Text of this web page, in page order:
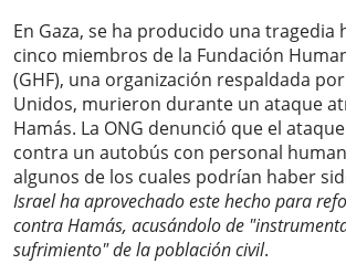
En Gaza, se ha producido una tragedia
cinco miembros de la Fundación
(GHF), una organización respaldada
Unidos, murieron durante un ataque
Hamás. La ONG denunció que el
contra un autobús con personal
algunos de los cuales podrían haber
Israel ha aprovechado este hecho para
contra Hamás, acusándolo de
sufrimiento" de la población civil.